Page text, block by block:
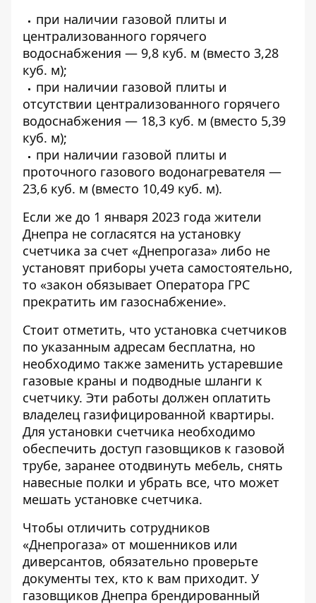
при наличии газовой плиты и
централизованного горячего
водоснабжения — 9,8 куб. м (вместо 3,28
куб. м);
при наличии газовой плиты и
отсутствии централизованного горячего
водоснабжения — 18,3 куб. м (вместо 5,39
куб. м);
при наличии газовой плиты и
проточного газового водонагревателя —
23,6 куб. м (вместо 10,49 куб. м).
Если же до 1 января 2023 года жители
Днепра не согласятся на установку
счетчика за счет «Днепрогаза» либо не
установят приборы учета самостоятельно,
то «закон обязывает Оператора ГРС
прекратить им газоснабжение».
Стоит отметить, что установка счетчиков
по указанным адресам бесплатна, но
необходимо также заменить устаревшие
газовые краны и подводные шланги к
счетчику. Эти работы должен оплатить
владелец газифицированной квартиры.
Для установки счетчика необходимо
обеспечить доступ газовщиков к газовой
трубе, заранее отодвинуть мебель, снять
навесные полки и убрать все, что может
мешать установке счетчика.
Чтобы отличить сотрудников
«Днепрогаза» от мошенников или
диверсантов, обязательно проверьте
документы тех, кто к вам приходит. У
газовщиков Днепра брендированный